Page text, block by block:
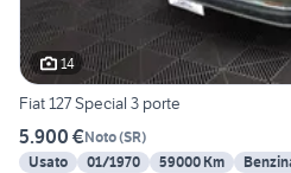
14
Fiat 127 Special 3 porte
5.900 €Noto(SR)
Usato
01/1970 59000 Km